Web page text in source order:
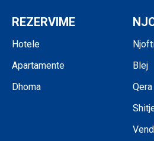
REZERVIME
Hotele
Apartamente
Dhoma
Blej
Qera